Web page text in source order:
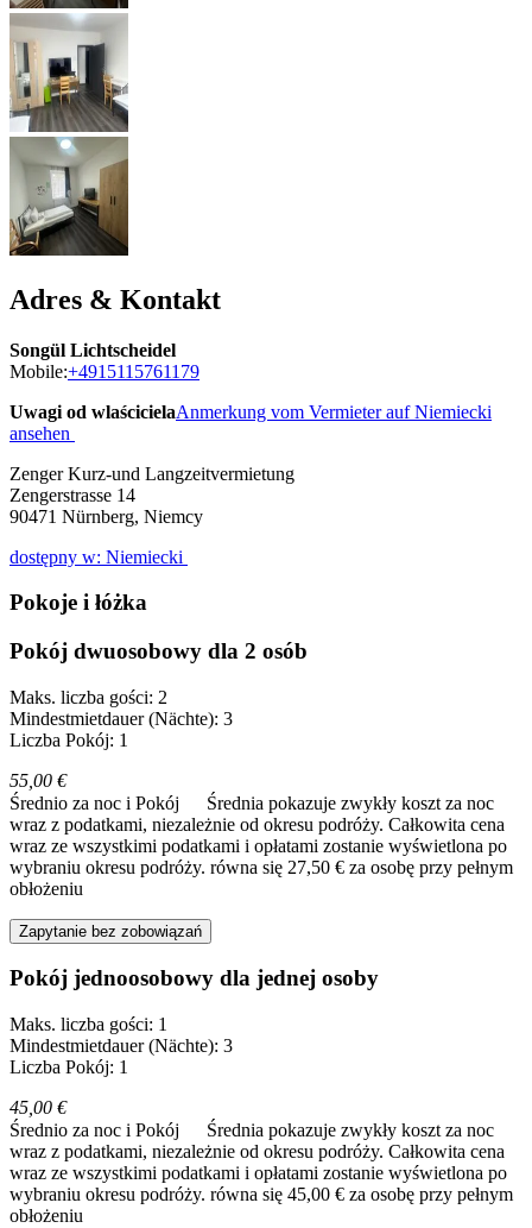
Adres & Kontakt
Songül Lichtscheidel
Mobile:+4915115761179
Uwagi od wlaścicielaAnmerkung vom Vermieter auf Niemiecki
ansehen
Zenger Kurz-und Langzeitvermietung
Zengerstrasse 14
90471 Nürnberg, Niemcy
dostępny w: Niemiecki
Pokoje i łóżka
Pokój dwuosobowy dla 2 osób
Maks. liczba gości: 2
Mindestmietdauer (Nächte): 3
Liczba Pokój: 1
55,00 €
Średnio za noc i Pokój
Średnia pokazuje zwykły koszt za noc
wraz z podatkami, niezależnie od okresu podróży. Całkowita cena
wraz ze wszystkimi podatkami i opłatami zostanie wyświetlona po
wybraniu okresu podróży. równa się 27,50 € za osobę przy pełnym
obłożeniu
Zapytanie bez zobowiązań
Pokój jednoosobowy dla jednej osoby
Maks. liczba gości: 1
Mindestmietdauer (Nächte): 3
Liczba Pokój: 1
45,00 €
Średnio za noc i Pokój
Średnia pokazuje zwykły koszt za noc
wraz z podatkami, niezależnie od okresu podróży. Całkowita cena
wraz ze wszystkimi podatkami i opłatami zostanie wyświetlona po
wybraniu okresu podróży. równa się 45,00 € za osobę przy pełnym
obłożeniu